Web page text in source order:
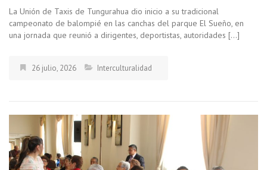
La Unión de Taxis de Tungurahua dio inicio a su tradicional
campeonato de balompié en las canchas del parque El Sueño, en
una jornada que reunió a dirigentes, deportistas, autoridades […]
26 julio, 2026 Interculturalidad